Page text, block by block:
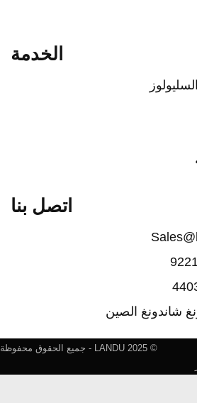
الخدمة
اتصل بنا
الصين